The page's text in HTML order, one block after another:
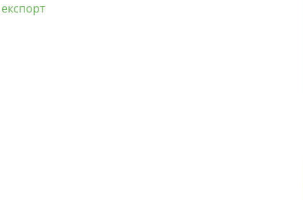
експорт